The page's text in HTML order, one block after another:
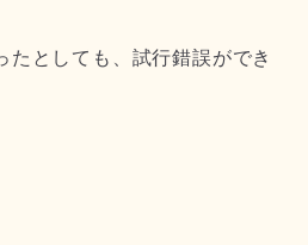
たとしても、試行錯誤ができ